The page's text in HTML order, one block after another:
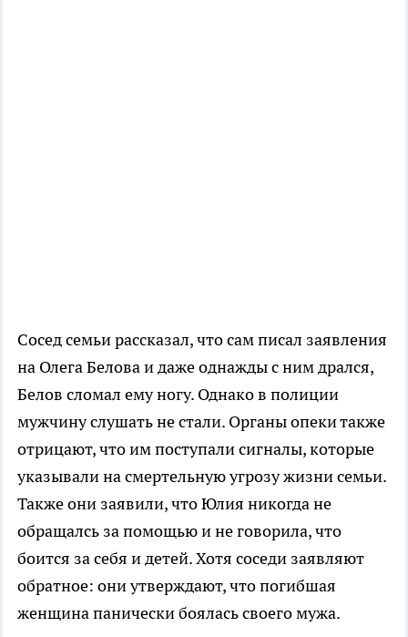
Сосед семьи рассказал, что сам писал заявления
на Олега Белова и даже однажды с ним дрался,
Белов сломал ему ногу. Однако в полиции
мужчину слушать не стали. Органы опеки также
отрицают, что им поступали сигналы, которые
указывали на смертельную угрозу жизни семьи.
Также они заявили, что Юлия никогда не
обращалсь за помощью и не говорила, что
боится за себя и детей. Хотя соседи заявляют
обратное: они утверждают, что погибшая
женщина панически боялась своего мужа.